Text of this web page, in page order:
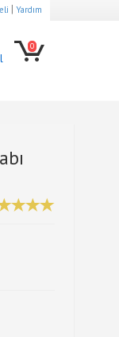
| Yardım
0